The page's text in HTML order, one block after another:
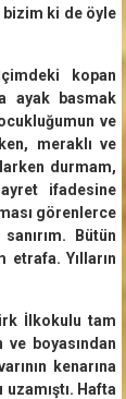
bizim ki de öyle
kopan
ayak basmak
ve
meraklı ve
durmam,
ifadesine
görenlerce
Bütün
Yılların
İlkokulu tam
ve boyasından
kenarına
Hafta